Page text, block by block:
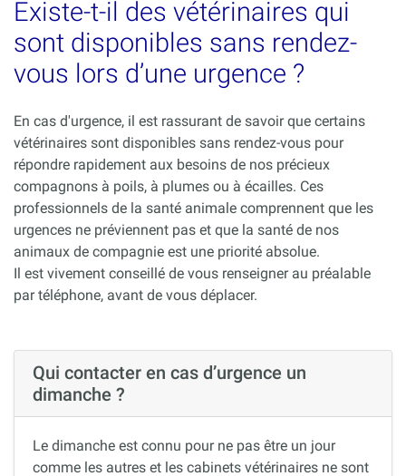
Existe-t-il des vétérinaires qui
sont disponibles sans rendez-
vous lors d’une urgence ?
En cas d'urgence, il est rassurant de savoir que certains
vétérinaires sont disponibles sans rendez-vous pour
répondre rapidement aux besoins de nos précieux
compagnons à poils, à plumes ou à écailles. Ces
professionnels de la santé animale comprennent que les
urgences ne préviennent pas et que la santé de nos
animaux de compagnie est une priorité absolue.
Il est vivement conseillé de vous renseigner au préalable
par téléphone, avant de vous déplacer.
Qui contacter en cas d’urgence un
dimanche ?
Le dimanche est connu pour ne pas être un jour
comme les autres et les cabinets vétérinaires ne sont